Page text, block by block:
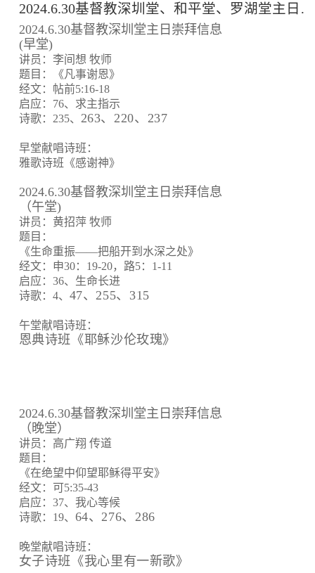
2024.6.30基督教深圳堂、和平堂、罗湖堂主日崇拜信息
2024.6.30基督教深圳堂主日崇拜信息
(早堂)
讲员：李间想 牧师
题目：《凡事谢恩》
经文：帖前5:16-18
启应：76、求主指示
诗歌：235、 263、220、237
早堂献唱诗班：
雅歌诗班《感谢神》
2024.6.30基督教深圳堂主日崇拜信息
（午堂)
讲员：黄招萍 牧师
题目：
《生命重振——把船开到水深之处》
经文：申30：19-20，路5：1-11
启应：36、生命长进
诗歌：4、 47、255、315
午堂献唱诗班：
恩典诗班《耶稣沙伦玫瑰》
2024.6.30基督教深圳堂主日崇拜信息
（晚堂）
讲员：高广翔 传道
题目：
《在绝望中仰望耶稣得平安》
经文：可5:35-43
启应：37、我心等候
诗歌：19、 64、 276、 286
晚堂献唱诗班：
女子诗班《我心里有一新歌》